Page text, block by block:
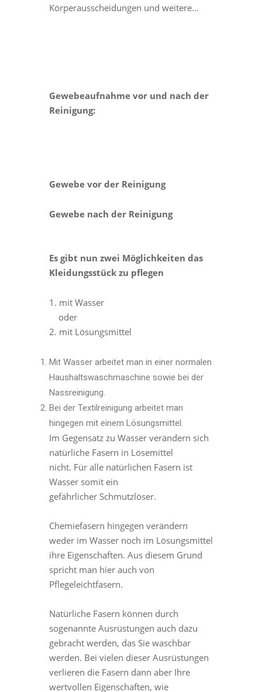
Körperausscheidungen und weitere…
Gewebeaufnahme vor und nach der
Reinigung:
Gewebe vor der Reinigung
Gewebe nach der Reinigung
Es gibt nun zwei Möglichkeiten das
Kleidungsstück zu pflegen
1. mit Wasser
oder
2. mit Lösungsmittel
Mit Wasser arbeitet man in einer normalen
Haushaltswaschmaschine sowie bei der
Nassreinigung.
Bei der Textilreinigung arbeitet man
hingegen mit einem Lösungsmittel.
Im Gegensatz zu Wasser verändern sich
natürliche Fasern in Lösemittel
nicht. Für alle natürlichen Fasern ist
Wasser somit ein
gefährlicher Schmutzlöser.
Chemiefasern hingegen verändern
weder im Wasser noch im Lösungsmittel
ihre Eigenschaften. Aus diesem Grund
spricht man hier auch von
Pflegeleichtfasern.
Natürliche Fasern können durch
sogenannte Ausrüstungen auch dazu
gebracht werden, das Sie waschbar
werden. Bei vielen dieser Ausrüstungen
verlieren die Fasern dann aber Ihre
wertvollen Eigenschaften, wie